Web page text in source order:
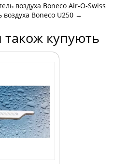
воздуха Boneco Air-O-Swiss
Boneco U250 →
купують